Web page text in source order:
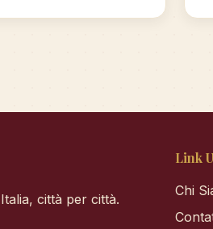
città per città.
Link
Chi